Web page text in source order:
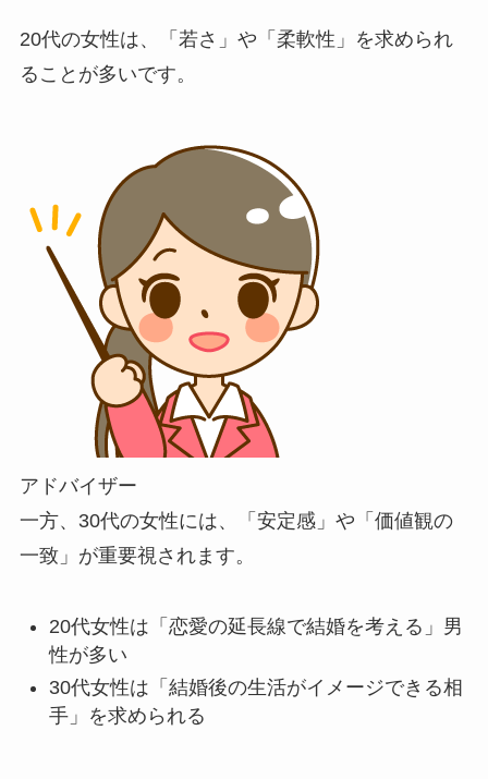
20代の女性は、「若さ」や「柔軟性」を求められ
ることが多いです。
アドバイザー
一方、30代の女性には、「安定感」や「価値観の
一致」が重要視されます。
20代女性は「恋愛の延長線で結婚を考える」男
性が多い
30代女性は「結婚後の生活がイメージできる相
手」を求められる